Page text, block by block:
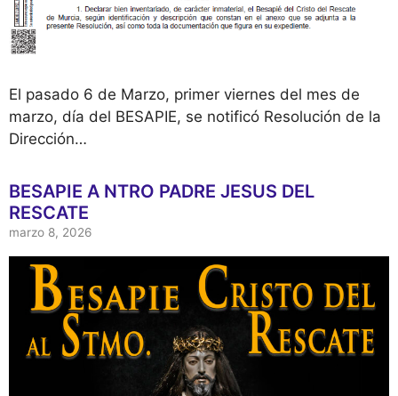
El pasado 6 de Marzo, primer viernes del mes de
marzo, día del BESAPIE, se notificó Resolución de la
Dirección…
BESAPIE A NTRO PADRE JESUS DEL
RESCATE
marzo 8, 2026